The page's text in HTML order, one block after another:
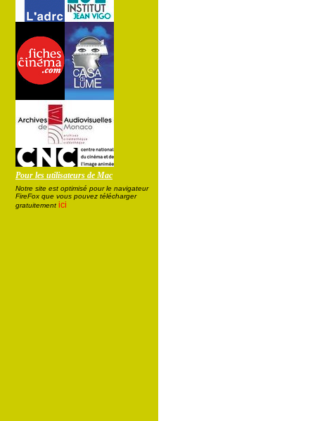
Pour les utilisateurs de Mac
Notre site est optimisé pour le navigateur
FireFox que vous pouvez télécharger
gratuitement ici